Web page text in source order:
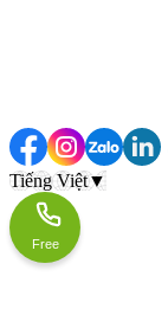
Tiếng Việt▼
Free